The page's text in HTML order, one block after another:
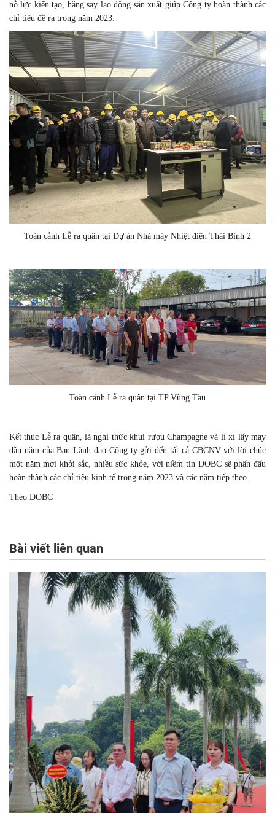
nỗ lực kiến tạo, hăng say lao động sản xuất giúp Công ty hoàn thành các
chỉ tiêu đề ra trong năm 2023.
Toàn cảnh Lễ ra quân tại Dự án Nhà máy Nhiệt điện Thái Bình 2
Toàn cảnh Lễ ra quân tại TP Vũng Tàu
Kết thúc Lễ ra quân, là nghi thức khui rượu Champagne và lì xì lấy may
đầu năm của Ban Lãnh đạo Công ty gửi đến tất cả CBCNV với lời chúc
một năm mới khởi sắc, nhiều sức khỏe, với niềm tin DOBC sẽ phấn đấu
hoàn thành các chỉ tiêu kinh tế trong năm 2023 và các năm tiếp theo.
Theo DOBC
Bài viết liên quan